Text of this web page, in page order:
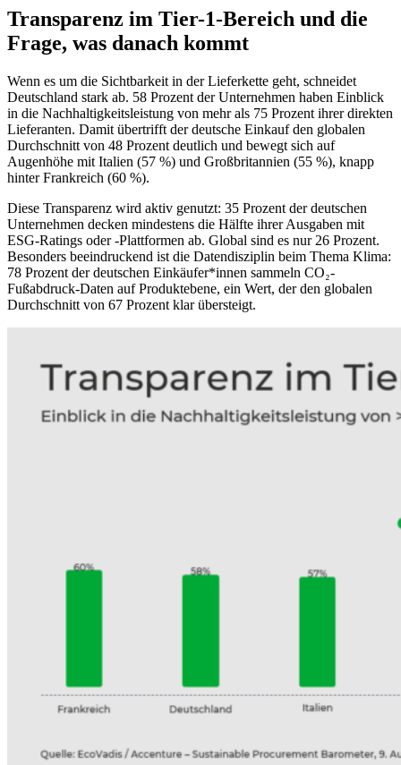
Transparenz im Tier-1-Bereich und die
Frage, was danach kommt
Wenn es um die Sichtbarkeit in der Lieferkette geht, schneidet
Deutschland stark ab. 58 Prozent der Unternehmen haben Einblick
in die Nachhaltigkeitsleistung von mehr als 75 Prozent ihrer direkten
Lieferanten. Damit übertrifft der deutsche Einkauf den globalen
Durchschnitt von 48 Prozent deutlich und bewegt sich auf
Augenhöhe mit Italien (57 %) und Großbritannien (55 %), knapp
hinter Frankreich (60 %).
Diese Transparenz wird aktiv genutzt: 35 Prozent der deutschen
Unternehmen decken mindestens die Hälfte ihrer Ausgaben mit
ESG-Ratings oder -Plattformen ab. Global sind es nur 26 Prozent.
Besonders beeindruckend ist die Datendisziplin beim Thema Klima:
78 Prozent der deutschen Einkäufer*innen sammeln CO₂-
Fußabdruck-Daten auf Produktebene, ein Wert, der den globalen
Durchschnitt von 67 Prozent klar übersteigt.